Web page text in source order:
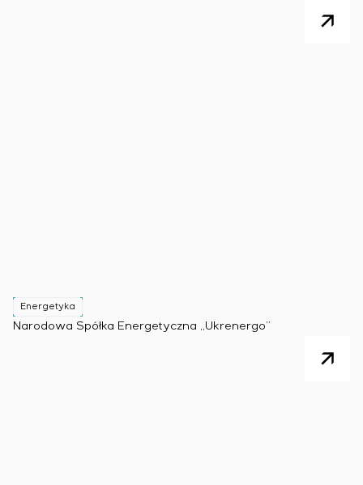
Energetyka
Narodowa Spółka Energetyczna „Ukrenergo”